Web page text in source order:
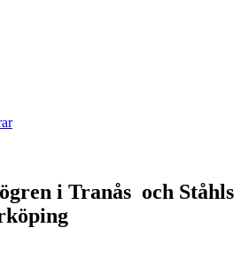
i Tranås och Ståhls